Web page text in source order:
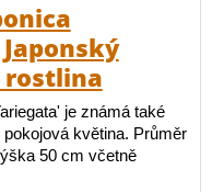
rostlina
je známá také
květina. Průměr
50 cm včetně